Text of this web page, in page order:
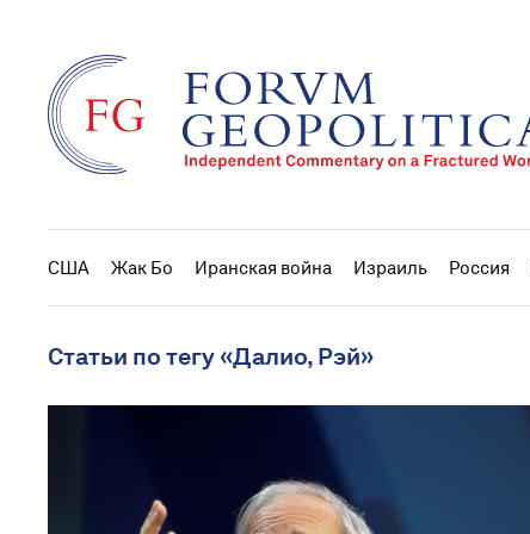
США Жак Бо Иранская война Израиль Россия
Статьи по тегу «Далио, Рэй»